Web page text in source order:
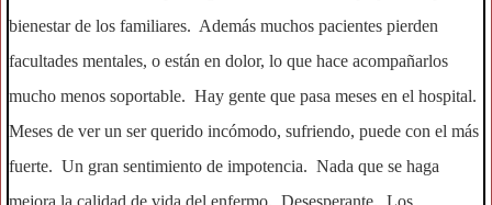
bienestar de los familiares. Además muchos pacientes pierden
facultades mentales, o están en dolor, lo que hace acompañarlos
mucho menos soportable. Hay gente que pasa meses en el hospital.
Meses de ver un ser querido incómodo, sufriendo, puede con el más
fuerte. Un gran sentimiento de impotencia. Nada que se haga
mejora la calidad de vida del enfermo. Desesperante. Los